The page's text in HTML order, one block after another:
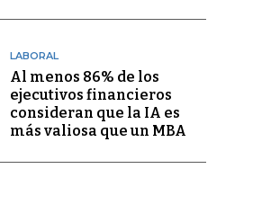
LABORAL
Al menos 86% de los
ejecutivos financieros
consideran que la IA es
más valiosa que un MBA